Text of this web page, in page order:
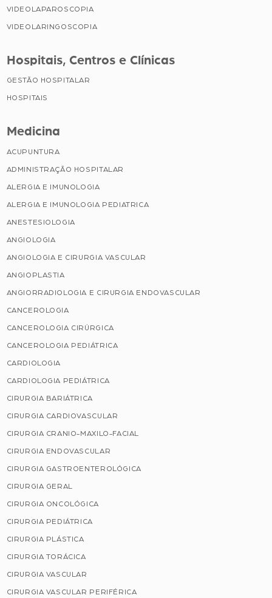
VIDEOLAPAROSCOPIA
VIDEOLARINGOSCOPIA
Hospitais, Centros e Clínicas
GESTÃO HOSPITALAR
HOSPITAIS
Medicina
ACUPUNTURA
ADMINISTRAÇÃO HOSPITALAR
ALERGIA E IMUNOLOGIA
ALERGIA E IMUNOLOGIA PEDIATRICA
ANESTESIOLOGIA
ANGIOLOGIA
ANGIOLOGIA E CIRURGIA VASCULAR
ANGIOPLASTIA
ANGIORRADIOLOGIA E CIRURGIA ENDOVASCULAR
CANCEROLOGIA
CANCEROLOGIA CIRÚRGICA
CANCEROLOGIA PEDIÁTRICA
CARDIOLOGIA
CARDIOLOGIA PEDIÁTRICA
CIRURGIA BARIÁTRICA
CIRURGIA CARDIOVASCULAR
CIRURGIA CRANIO-MAXILO-FACIAL
CIRURGIA ENDOVASCULAR
CIRURGIA GASTROENTEROLÓGICA
CIRURGIA GERAL
CIRURGIA ONCOLÓGICA
CIRURGIA PEDIÁTRICA
CIRURGIA PLÁSTICA
CIRURGIA TORÁCICA
CIRURGIA VASCULAR
CIRURGIA VASCULAR PERIFÉRICA